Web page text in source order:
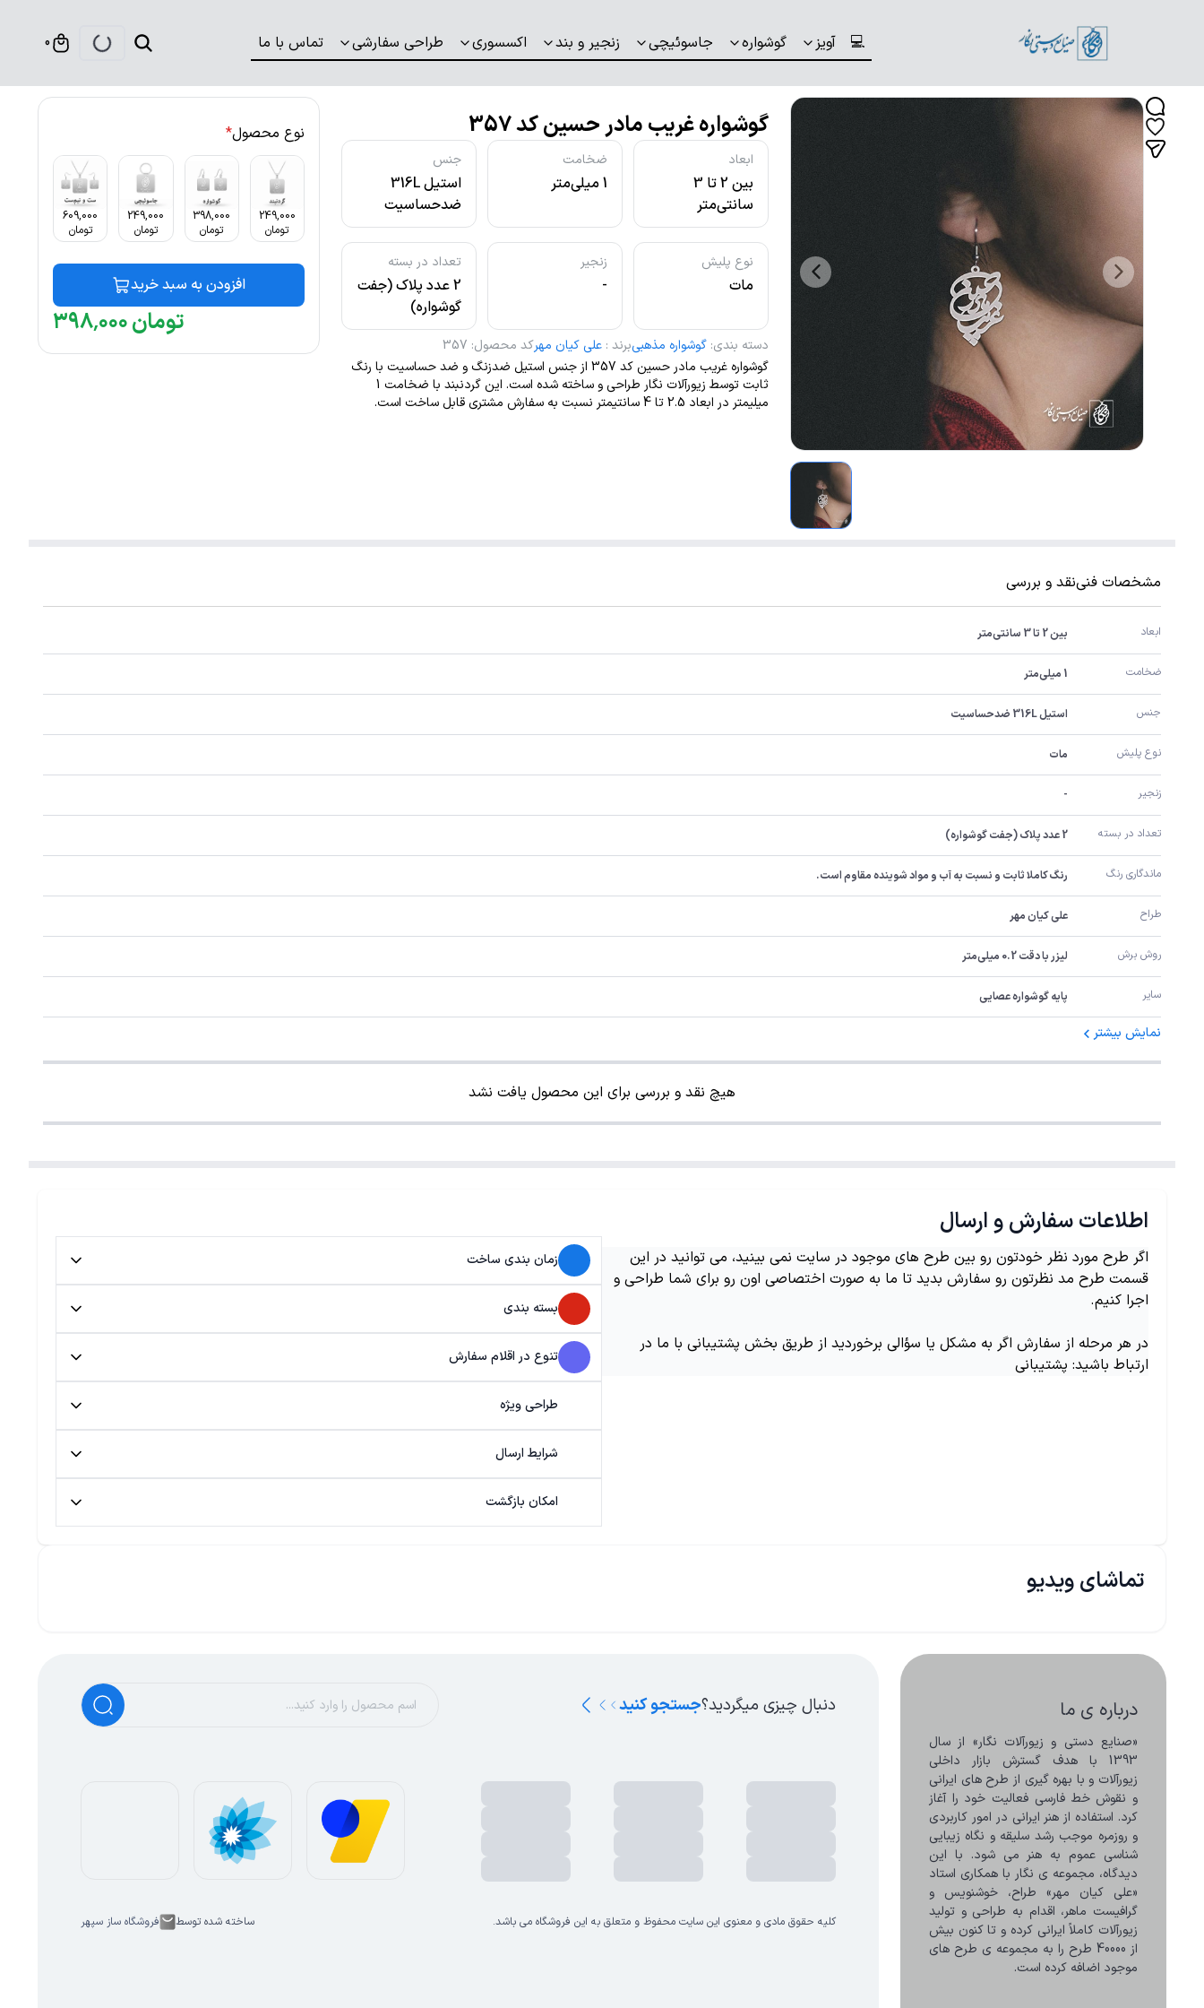
💻 آویز گوشواره جاسوئیچی زنجیر و بند اکسسوری طراحی سفارشی تماس با ما 0
گوشواره غریب مادر حسین کد 357
ابعاد
بین 2 تا 3
سانتی‌متر
ضخامت
1 میلی‌متر
جنس
استیل 316L
ضدحساسیت
نوع پلیش
مات
زنجیر
-
تعداد در بسته
2 عدد پلاک (جفت
گوشواره)
دسته بندی: گوشواره مذهبیبرند : علی کیان مهرکد محصول:
357
گوشواره غریب مادر حسین کد 357 از جنس استیل ضدزنگ و ضد حساسیت با رنگ
ثابت توسط زیورآلات نگار طراحی و ساخته شده است. این گردنبند با ضخامت 1
میلیمتر در ابعاد 2.5 تا 4 سانتیمتر نسبت به سفارش مشتری قابل ساخت است.
نوع محصول*
249,000
تومان
398,000
تومان
249,000
تومان
609,000
تومان
افزودن به سبد خرید
۳۹۸٬۰۰۰تومان
مشخصات فنینقد و بررسی
ابعاد بین 2 تا 3 سانتی‌متر
ضخامت 1 میلی‌متر
جنس استیل 316L ضدحساسیت
نوع پلیش مات
زنجیر -
تعداد در بسته 2 عدد پلاک (جفت گوشواره)
ماندگاری رنگ رنگ کاملا ثابت و نسبت به آب و مواد شوینده مقاوم است.
طراح علی کیان مهر
روش برش لیزر با دقت 0.2 میلی‌متر
سایر پایه گوشواره عصایی
نمایش بیشتر
هیچ نقد و بررسی برای این محصول یافت نشد
اطلاعات سفارش و ارسال
اگر طرح مورد نظر خودتون رو بین طرح های موجود در سایت نمی بینید، می توانید در این
قسمت طرح مد نظرتون رو سفارش بدید تا ما به صورت اختصاصی اون رو برای شما طراحی و
اجرا کنیم.
در هر مرحله از سفارش اگر به مشکل یا سؤالی برخوردید از طریق بخش پشتیبانی با ما در
ارتباط باشید: پشتیبانی
زمان بندی ساخت
بسته بندی
تنوع در اقلام سفارش
طراحی ویژه
شرایط ارسال
امکان بازگشت
تماشای ویدیو
درباره ی ما
موجود اضافه کرده است.
دنبال چیزی میگردید؟جستجو کنید
کلیه حقوق مادی و معنوی این سایت محفوظ و متعلق به این فروشگاه می باشد. ساخته شده توسط فروشگاه ساز سپهر